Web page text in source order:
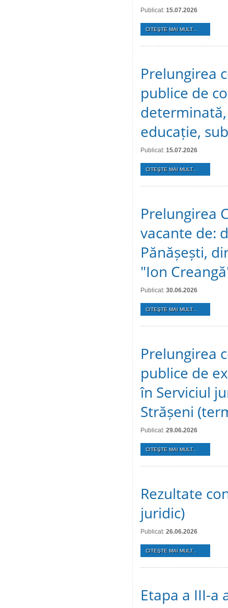
Publicat: 15.07.2026
CITEŞTE MAI MULT...
Prelungirea
publice de
educație,
Publicat: 15.07.2026
CITEŞTE MAI MULT...
Prelungirea
vacante de:
Pănășești,
"Ion
Publicat: 30.06.2026
CITEŞTE MAI MULT...
Prelungirea
publice de
în Serviciul
Strășeni
Publicat: 29.06.2026
CITEŞTE MAI MULT...
Rezultate
juridic)
Publicat: 26.06.2026
CITEŞTE MAI MULT...
Etapa a III-a